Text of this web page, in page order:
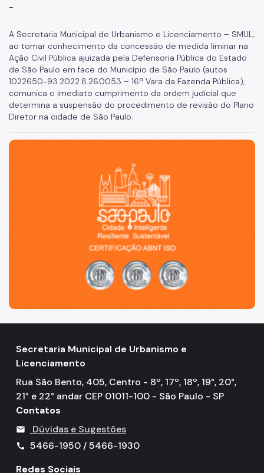
Transferência do Direito de Construir - TDC
Função Social
Mapas e Dados Urbanos
Uso do Solo
Aprovação de Projetos
Controle do uso
Certificado de Acessibilidade
Estação Rádio-Base
Locais de Reunião e Eventos
Cadastro da Edificação
-
A Secretaria Municipal de Urbanismo e Licenciamento – SMUL,
ao tomar conhecimento da concessão de medida liminar na
Ação Civil Pública ajuizada pela Defensoria Pública do Estado
de São Paulo em face do Município de São Paulo (autos
1022650-93.2022.8.26.0053 – 16ª Vara da Fazenda Pública),
comunica o imediato cumprimento da ordem judicial que
determina a suspensão do procedimento de revisão do Plano
Diretor na cidade de São Paulo.
São Paulo, cidade inteligente, resiliente e sustentável
Secretaria Municipal de Urbanismo e
Licenciamento
Rua São Bento, 405, Centro - 8º, 17º, 18º, 19°, 20°,
21° e 22° andar CEP 01011-100 - São Paulo - SP
Contatos
mail Dúvidas e Sugestões
call
5466-1950 / 5466-1930
Redes Sociais